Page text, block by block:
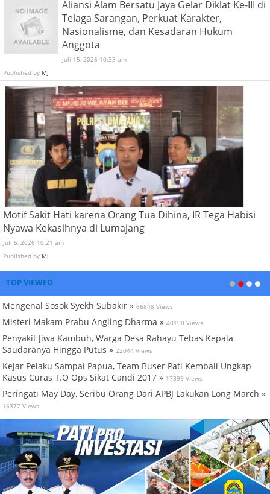
Aliansi Alam Bersatu Jaya Gelar Diklat Ke-III di
Telaga Sarangan, Perkuat Karakter,
Nasionalisme, dan Kesadaran Hukum
Anggota
Juli 15, 2026 10:33 am
Published by MJ
Motif Sakit Hati karena Orang Tua Dihina, IR Tega Habisi
Nyawa Kekasihnya di Lumajang
Juli 5, 2026 10:21 am
Published by MJ
TOP VIEWED
Mengenal Sosok Syekh Subakir » 66848 Views
Misteri Makam Prabu Angling Dharma » 40190 Views
Penyakit Jiwa Kambuh, Warga Desa Rahayu Tebas Kepala
Saudaranya Hingga Putus » 22044 Views
Kejar Pelaku Sampai Papua, Team Buser Pati Kembali Ungkap
Kasus Curas T.O Ops Sikat Candi 2017 » 17399 Views
Peringati May Day, Seribu Orang Dari APBJ Lakukan Long March »
16377 Views